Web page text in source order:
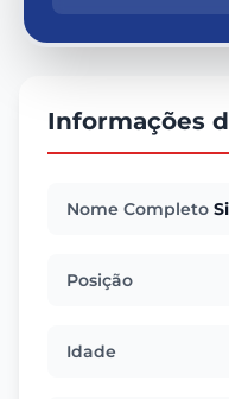
Informações
Nome Completo
Posição
Idade